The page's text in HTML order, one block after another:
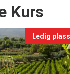
Kurs
Ledig plass